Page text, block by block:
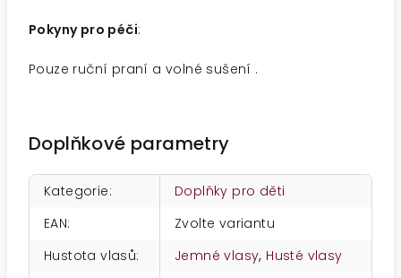
Pokyny pro péči:
Pouze ruční praní a volné sušení .
Doplňkové parametry
Kategorie:
Doplňky pro děti
EAN:
Zvolte variantu
Hustota vlasů: Jemné vlasy, Husté vlasy